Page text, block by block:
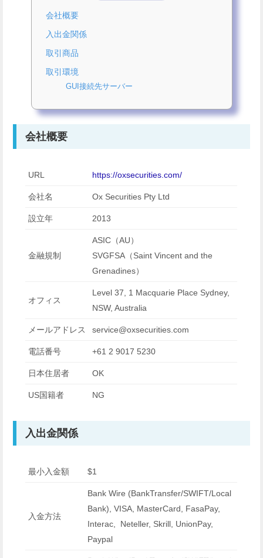
会社概要
入出金関係
取引商品
取引環境
GUI接続先サーバー
会社概要
URL https://oxsecurities.com/
会社名 Ox Securities Pty Ltd
設立年 2013
金融規制
ASIC（AU）
SVGFSA（Saint Vincent and the
Grenadines）
オフィス
Level 37, 1 Macquarie Place Sydney,
NSW, Australia
メールアドレス service@oxsecurities.com
電話番号 +61 2 9017 5230
日本住居者 OK
US国籍者 NG
入出金関係
最小入金額 $1
入金方法
Bank Wire (BankTransfer/SWIFT/Local
Bank), VISA, MasterCard, FasaPay,
Interac, Neteller, Skrill, UnionPay,
Paypal